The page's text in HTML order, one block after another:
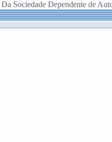
Sociedade Dependente de